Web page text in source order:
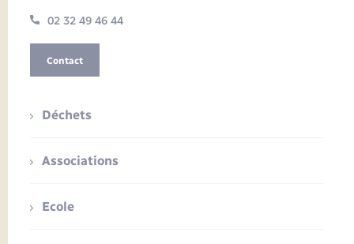
02 32 49 46 44
Contact
Déchets
Associations
Ecole